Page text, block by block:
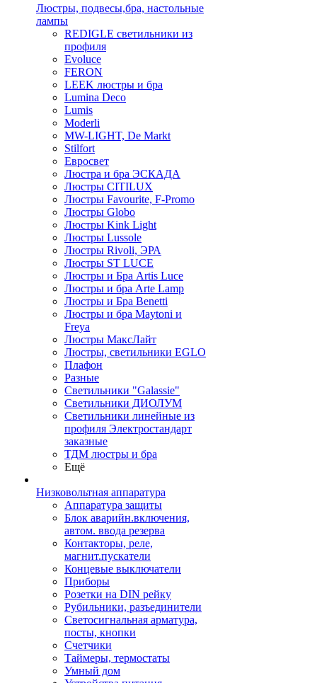
Люстры, подвесы,бра, настольные
лампы
REDIGLE светильники из
профиля
Evoluce
FERON
LEEK люстры и бра
Lumina Deco
Lumis
Moderli
MW-LIGHT, De Markt
Stilfort
Евросвет
Люстра и бра ЭСКАДА
Люстры CITILUX
Люстры Favourite, F-Promo
Люстры Globo
Люстры Kink Light
Люстры Lussole
Люстры Rivoli, ЭРА
Люстры ST LUCE
Люстры и Бра Artis Luce
Люстры и бра Arte Lamp
Люстры и Бра Benetti
Люстры и бра Maytoni и
Freya
Люстры МаксЛайт
Люстры, светильники EGLO
Плафон
Разные
Светильники "Galassie"
Светильники ДИОЛУМ
Светильники линейные из
профиля Электростандарт
заказные
ТДМ люстры и бра
Ещё
Низковольтная аппаратура
Аппаратура защиты
Блок аварийн.включения,
автом. ввода резерва
Контакторы, реле,
магнит.пускатели
Концевые выключатели
Приборы
Розетки на DIN рейку
Рубильники, разъединители
Светосигнальная арматура,
посты, кнопки
Счетчики
Таймеры, термостаты
Умный дом